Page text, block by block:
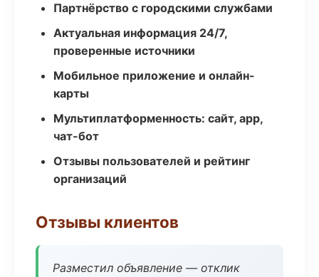
Партнёрство с городскими службами
Актуальная информация 24/7,
проверенные источники
Мобильное приложение и онлайн-
карты
Мультиплатформенность: сайт, app,
чат-бот
Отзывы пользователей и рейтинг
организаций
Отзывы клиентов
Разместил объявление — отклик